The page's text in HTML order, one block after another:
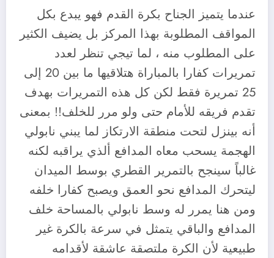
عندما يتميز الجناح بكرة القدم فهو يبدع بكل
المواقف المطلوبة بهذا المركز بل يضيف الكثير
على المطلوب منه ، لما تيجي تنظر لعدد
تمريرات كفارا بالمباراة هتلاقيها ما بين 20 إلى
25 تمريرة فقط لكن كل هذه التمريرات بهدف
تقدم فريقه للأمام حتى ولو مرر للخلف!! بمعنى
أنه بينزل لتحت منطقة الارتكاز لما يبني نابولي
الهجمة يسحب معاه المدافع ألذي يراقبه لكنه
غالباً سينجح بالتمرير القطري بوسط الميدان
ليتحرك المدافع نحو العمق ويصبح كفارا خلفه
ومن هنا يمرر له وسط نابولي بالمساحة خلف
المدافع والباقي يتمثل في سرعة بالكرة غير
طبيعية لأن الكرة ملتصقة عاشقة لأقدامه